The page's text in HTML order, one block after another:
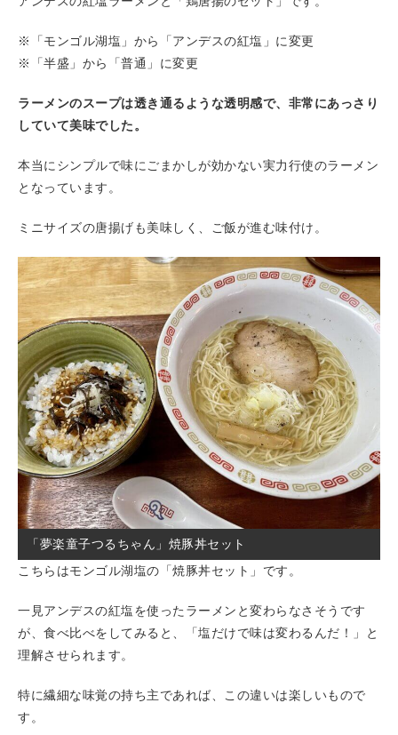
※「モンゴル湖塩」から「アンデスの紅塩」に変更
※「半盛」から「普通」に変更
ラーメンのスープは透き通るような透明感で、非常にあっさり
していて美味でした。
本当にシンプルで味にごまかしが効かない実力行使のラーメン
となっています。
ミニサイズの唐揚げも美味しく、ご飯が進む味付け。
「夢楽童子つるちゃん」焼豚丼セット
こちらはモンゴル湖塩の「焼豚丼セット」です。
一見アンデスの紅塩を使ったラーメンと変わらなさそうです
が、食べ比べをしてみると、「塩だけで味は変わるんだ！」と
理解させられます。
特に繊細な味覚の持ち主であれば、この違いは楽しいもので
す。